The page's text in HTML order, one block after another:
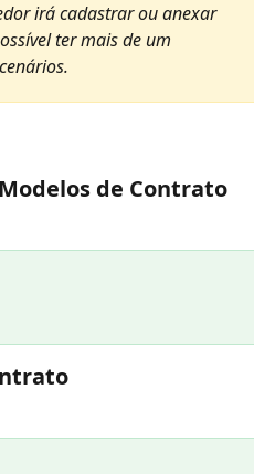
irá cadastrar ou anexar
ter mais de um
Modelos de Contrato